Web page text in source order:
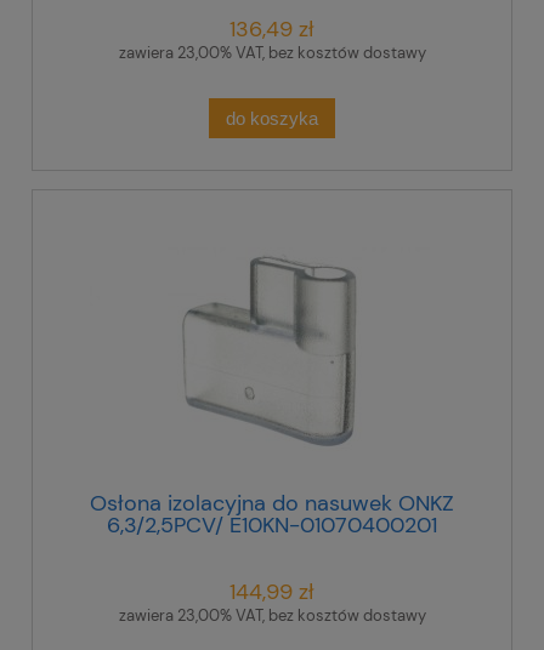
136,49 zł
zawiera 23,00% VAT, bez kosztów dostawy
do koszyka
Osłona izolacyjna do nasuwek ONKZ
6,3/2,5PCV/ E10KN-01070400201
144,99 zł
zawiera 23,00% VAT, bez kosztów dostawy